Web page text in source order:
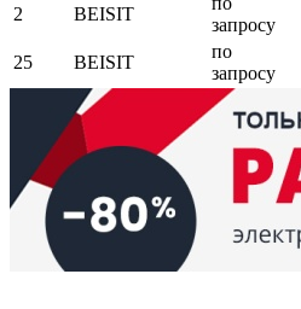
2 BEISIT
запросу
25 BEISIT
по
запросу